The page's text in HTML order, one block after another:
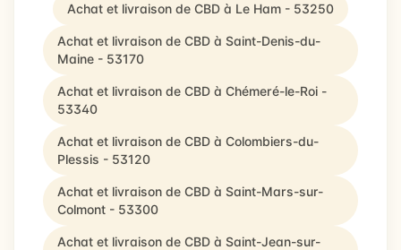
Achat et livraison de CBD à Le Ham - 53250
Achat et livraison de CBD à Saint-Denis-du-
Maine - 53170
Achat et livraison de CBD à Chémeré-le-Roi -
53340
Achat et livraison de CBD à Colombiers-du-
Plessis - 53120
Achat et livraison de CBD à Saint-Mars-sur-
Colmont - 53300
Achat et livraison de CBD à Saint-Jean-sur-